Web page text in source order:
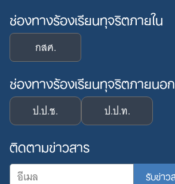
ช่องทางร้องเรียนทุจริตภายใน
กสศ.
ช่องทางร้องเรียนทุจริตภายนอก
ป.ป.ช. ป.ป.ท.
ติดตามข่าวสาร